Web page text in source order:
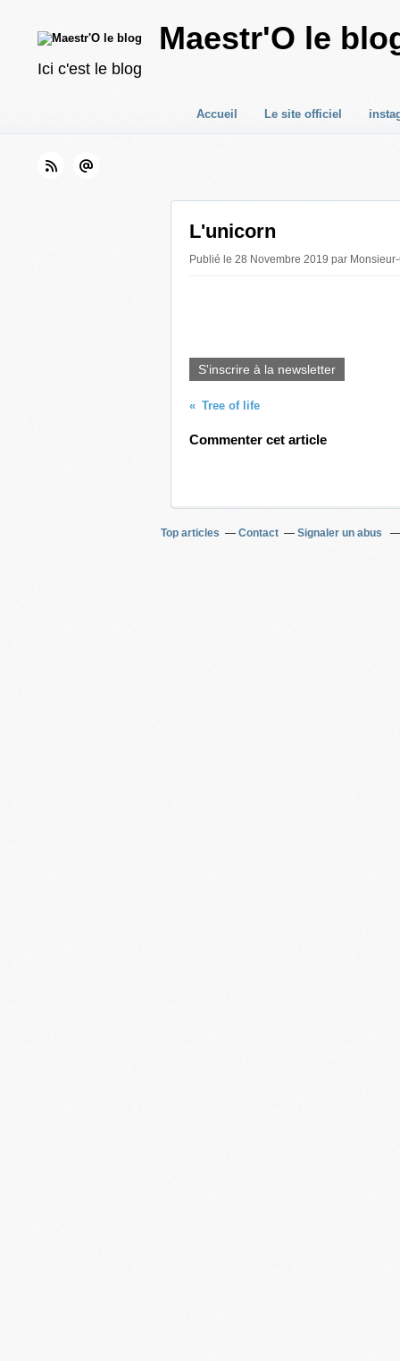
Maestr'O le
Ici c'est le blog
Accueil Le site officiel
L'unicorn
Publié le 28 Novembre 2019 par
S'inscrire à la newsletter
Tree of life
Commenter cet article
Top articles Contact Signaler un abus